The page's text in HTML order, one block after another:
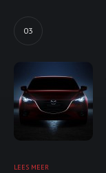
03
LEES MEER